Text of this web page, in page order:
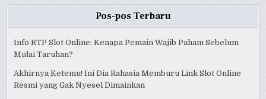
Pos-pos Terbaru
Info RTP Slot Online: Kenapa Pemain Wajib Paham Sebelum
Mulai Taruhan?
Akhirnya Ketemu! Ini Dia Rahasia Memburu Link Slot Online
Resmi yang Gak Nyesel Dimainkan